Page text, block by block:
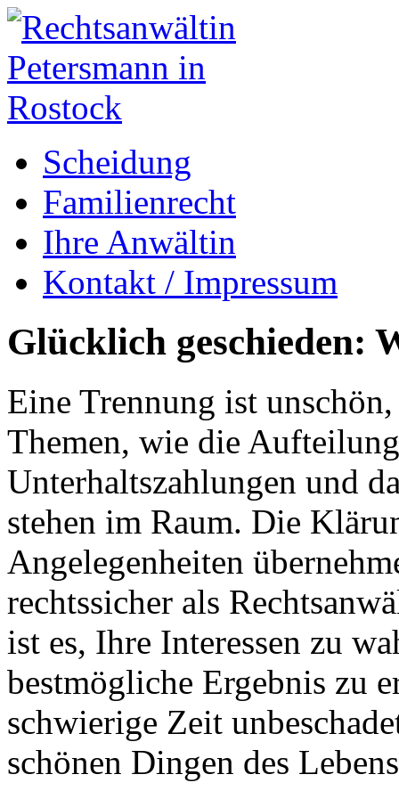
Scheidung
Familienrecht
Ihre Anwältin
Kontakt / Impressum
Glücklich geschieden:
Eine Trennung ist
Themen, wie die
Unterhaltszahlungen und
stehen im Raum. Die
Angelegenheiten
rechtssicher als
ist es, Ihre Interessen zu
bestmögliche Ergebnis zu
schwierige Zeit
schönen Dingen des